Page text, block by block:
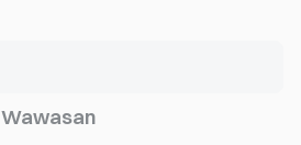
Wawasan